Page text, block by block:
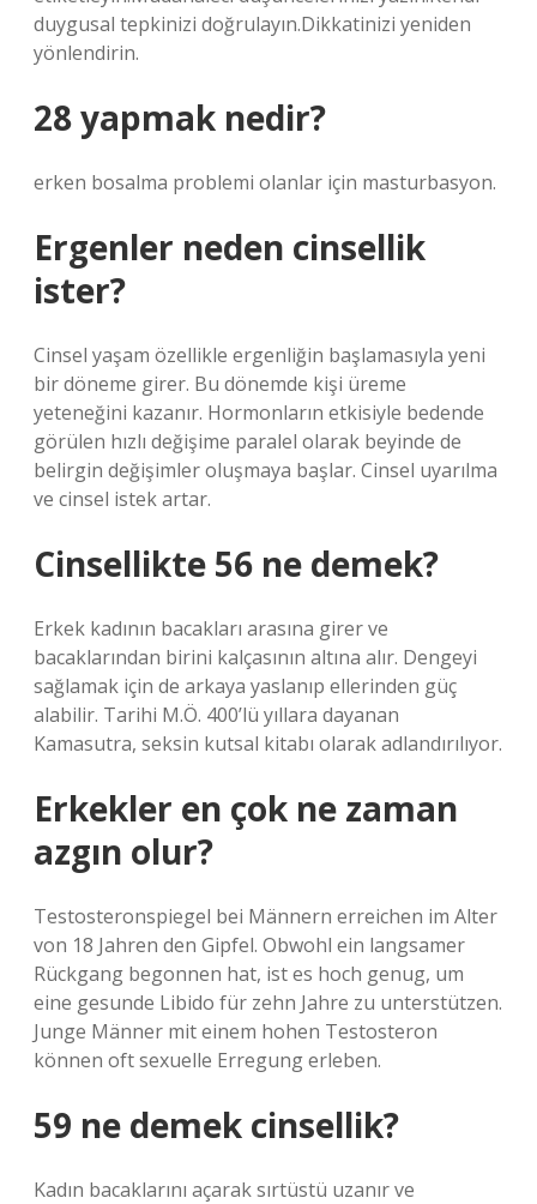
duygusal tepkinizi doğrulayın.Dikkatinizi yeniden
yönlendirin.
28 yapmak nedir?
erken bosalma problemi olanlar için masturbasyon.
Ergenler neden cinsellik
ister?
Cinsel yaşam özellikle ergenliğin başlamasıyla yeni
bir döneme girer. Bu dönemde kişi üreme
yeteneğini kazanır. Hormonların etkisiyle bedende
görülen hızlı değişime paralel olarak beyinde de
belirgin değişimler oluşmaya başlar. Cinsel uyarılma
ve cinsel istek artar.
Cinsellikte 56 ne demek?
Erkek kadının bacakları arasına girer ve
bacaklarından birini kalçasının altına alır. Dengeyi
sağlamak için de arkaya yaslanıp ellerinden güç
alabilir. Tarihi M.Ö. 400’lü yıllara dayanan
Kamasutra, seksin kutsal kitabı olarak adlandırılıyor.
Erkekler en çok ne zaman
azgın olur?
Testosteronspiegel bei Männern erreichen im Alter
von 18 Jahren den Gipfel. Obwohl ein langsamer
Rückgang begonnen hat, ist es hoch genug, um
eine gesunde Libido für zehn Jahre zu unterstützen.
Junge Männer mit einem hohen Testosteron
können oft sexuelle Erregung erleben.
59 ne demek cinsellik?
Kadın bacaklarını açarak sırtüstü uzanır ve